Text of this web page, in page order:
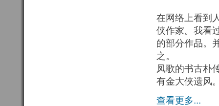
在网络上看到
侠作家。我看
的部分作品。
之。
凤歌的书古朴
有金大侠遗风
查看更多...